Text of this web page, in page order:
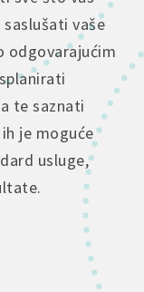
vaše
odgovarajućim
te saznati
je moguće
usluge,